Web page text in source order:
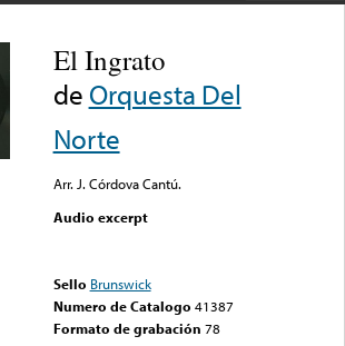
El Ingrato
de Orquesta Del
Norte
Arr. J. Córdova Cantú.
Audio excerpt
Sello Brunswick
Numero de Catalogo 41387
Formato de grabación 78